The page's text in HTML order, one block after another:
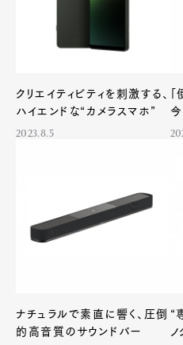
Pen Membership
Official
Pen
クリエイティビティを刺激する、
ハイエンドな“カメラスマホ”
2023.8.5
ナチュラルで素直に響く、圧倒
的高音質のサウンドバー
“